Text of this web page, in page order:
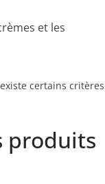
et les
certains critères
produits